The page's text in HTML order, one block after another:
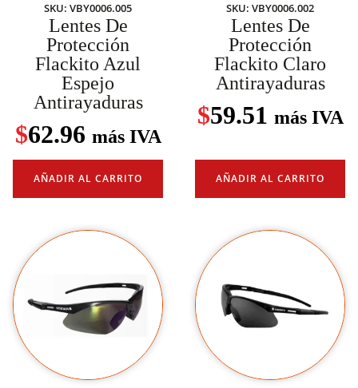
SKU: VBY0006.005
Lentes De
Protección
Flackito Azul
Espejo
Antirayaduras
$62.96 más IVA
AÑADIR AL CARRITO
SKU: VBY0006.002
Lentes De
Protección
Flackito Claro
Antirayaduras
$59.51 más IVA
AÑADIR AL CARRITO